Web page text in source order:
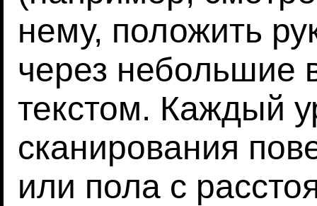
нему, положить
через небольшие
текстом. Каждый
сканирования
или пола с